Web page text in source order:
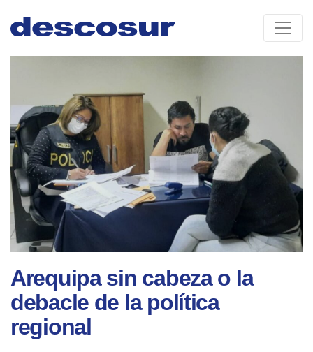
content
Arequipa sin cabeza o la
debacle de la política
regional